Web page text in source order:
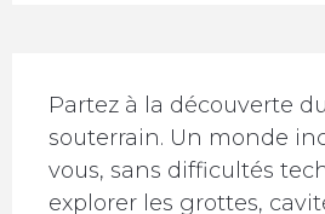
Description
Partez à la découverte
souterrain. Un monde
vous, sans difficultés
explorer les grottes,